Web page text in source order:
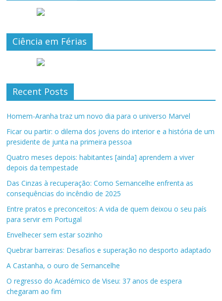
Ciência em Férias
Recent Posts
Homem-Aranha traz um novo dia para o universo Marvel
Ficar ou partir: o dilema dos jovens do interior e a história de um
presidente de junta na primeira pessoa
Quatro meses depois: habitantes [ainda] aprendem a viver
depois da tempestade
Das Cinzas à recuperação: Como Sernancelhe enfrenta as
consequências do incêndio de 2025
Entre pratos e preconceitos: A vida de quem deixou o seu país
para servir em Portugal
Envelhecer sem estar sozinho
Quebrar barreiras: Desafios e superação no desporto adaptado
A Castanha, o ouro de Sernancelhe
O regresso do Académico de Viseu: 37 anos de espera
chegaram ao fim